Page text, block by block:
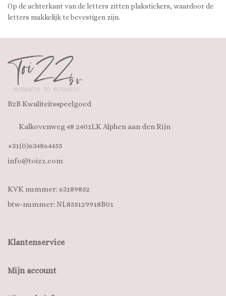
Op de achterkant van de letters zitten plakstickers, waardoor de
letters makkelijk te bevestigen zijn.
B2B Kwaliteitsspeelgoed
Kalkovenweg 48 2401LK Alphen aan den Rijn
+31(0)634864455
info@toizz.com
KVK nummer: 63189852
btw-nummer: NL855129918B01
Klantenservice
Mijn account